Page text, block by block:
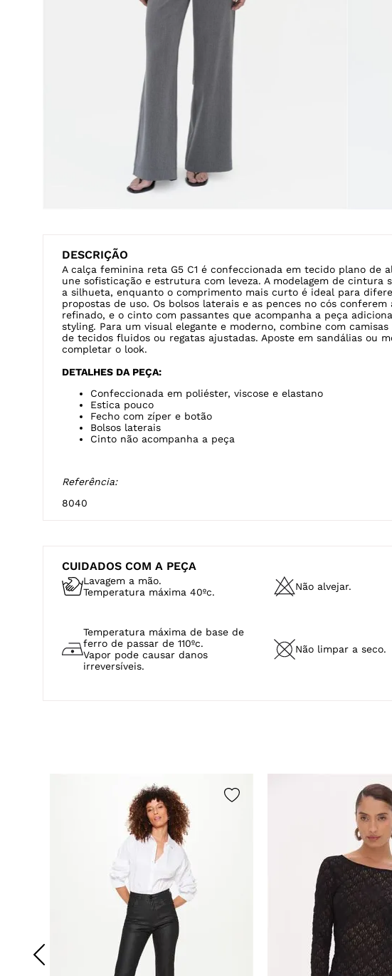
DESCRIÇÃO
A calça feminina reta G5 C1 é confeccionada em tecido plano de
une sofisticação e estrutura com leveza. A modelagem de cintura
a silhueta, enquanto o comprimento mais curto é ideal para
propostas de uso. Os bolsos laterais e as pences no cós conferem
refinado, e o cinto com passantes que acompanha a peça
styling. Para um visual elegante e moderno, combine com camisas
de tecidos fluidos ou regatas ajustadas. Aposte em sandálias ou
completar o look.
DETALHES DA PEÇA:
Confeccionada em poliéster, viscose e elastano
Estica pouco
Fecho com zíper e botão
Bolsos laterais
Cinto não acompanha a peça
Referência:
8040
CUIDADOS COM A PEÇA
Lavagem a mão.
Temperatura máxima 40ºc.
Não alvejar.
Temperatura máxima de base de
ferro de passar de 110ºc.
Vapor pode causar danos
irreversíveis.
Não limpar a seco.